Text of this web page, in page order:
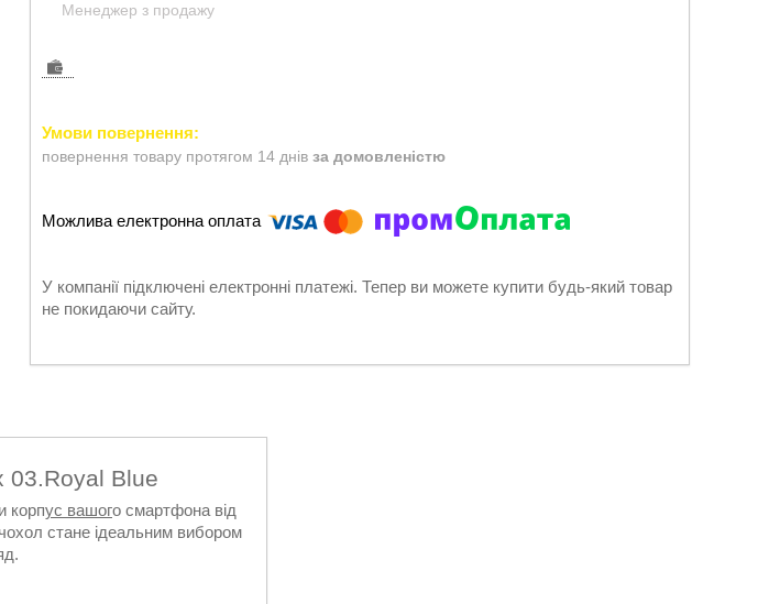
Менеджер з продажу
повернення товару протягом 14 днів за домовленістю
У компанії підключені електронні платежі. Тепер ви можете купити будь-який товар
не покидаючи сайту.
03.Royal Blue
корпус вашого смартфона від
стане ідеальним вибором